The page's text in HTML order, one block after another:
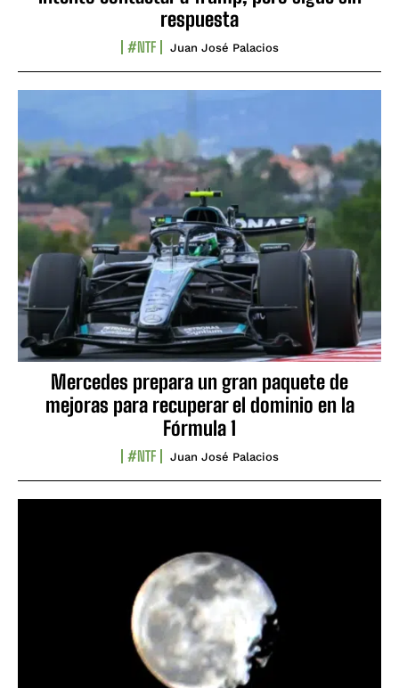
respuesta
#NTF Juan José Palacios
Mercedes prepara un gran paquete de
mejoras para recuperar el dominio en la
Fórmula 1
#NTF Juan José Palacios